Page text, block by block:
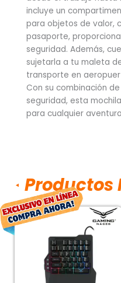
incluye un
para objetos de valor,
pasaporte,
seguridad. Además,
sujetarla a tu maleta
transporte en
Con su combinación
seguridad, esta
para cualquier
Productos
El
precio
original
era:
$584.00.